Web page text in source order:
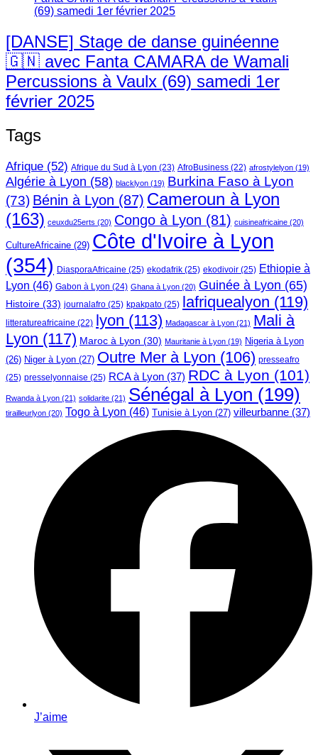
[DANSE] Stage de danse guinéenne
🇬🇳 avec Fanta CAMARA de Wamali
Percussions à Vaulx (69) samedi 1er
février 2025
Tags
Afrique (52) Afrique du Sud à Lyon (23) AfroBusiness (22) afrostylelyon (19)
Algérie à Lyon (58) blacklyon (19) Burkina Faso à Lyon
(73) Bénin à Lyon (87) Cameroun à Lyon
(163) ceuxdu25erts (20) Congo à Lyon (81) cuisineafricaine (20)
CultureAfricaine (29) Côte d'Ivoire à Lyon
(354) DiasporaAfricaine (25) ekodafrik (25) ekodivoir (25) Ethiopie à
Lyon (46) Gabon à Lyon (24) Ghana à Lyon (20) Guinée à Lyon (65)
Histoire (33) journalafro (25) kpakpato (25) lafriquealyon (119)
litteratureafricaine (22) lyon (113) Madagascar à Lyon (21) Mali à
Lyon (117) Maroc à Lyon (30) Mauritanie à Lyon (19) Nigeria à Lyon
(26) Niger à Lyon (27) Outre Mer à Lyon (106) presseafro
(25) presselyonnaise (25) RCA à Lyon (37) RDC à Lyon (101)
Rwanda à Lyon (21) solidarite (21) Sénégal à Lyon (199)
tirailleurlyon (20) Togo à Lyon (46) Tunisie à Lyon (27) villeurbanne (37)
J’aime